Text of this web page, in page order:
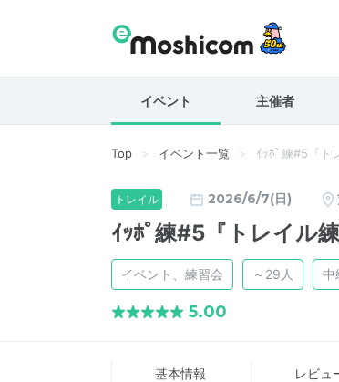
イベント 主催者
Top イベント一覧 ｲｯﾎﾟ練#5『ト
トレイル 2026/6/7(日)
ｲｯﾎﾟ練#5『トレイル練
イベント、練習会 ～29人 中
5.00
基本情報 レビュ